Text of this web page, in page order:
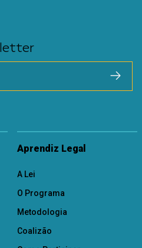
Aprendiz Legal
A Lei
O Programa
Metodologia
Coalizão